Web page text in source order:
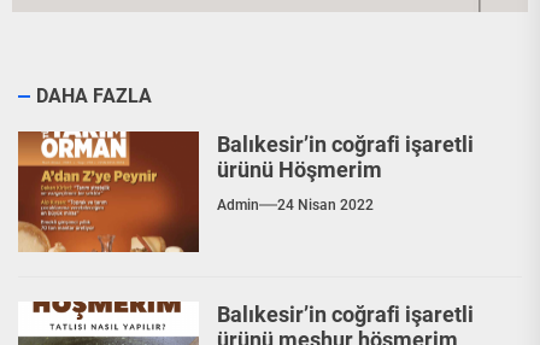
DAHA FAZLA
Balıkesir’in coğrafi işaretli
ürünü Höşmerim
Admin 24 Nisan 2022
Balıkesir’in coğrafi işaretli
ürünü meşhur höşmerim